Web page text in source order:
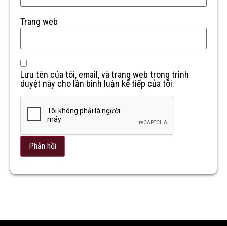
Trang web
Lưu tên của tôi, email, và trang web trong trình
duyệt này cho lần bình luận kế tiếp của tôi.